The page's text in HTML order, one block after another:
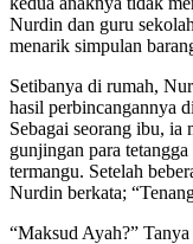
Nurdin dan guru
menarik simpulan
Setibanya di rumah,
hasil perbincangannya
Sebagai seorang ibu, ia
gunjingan para
termangu. Setelah
Nurdin berkata;
“Maksud Ayah?”